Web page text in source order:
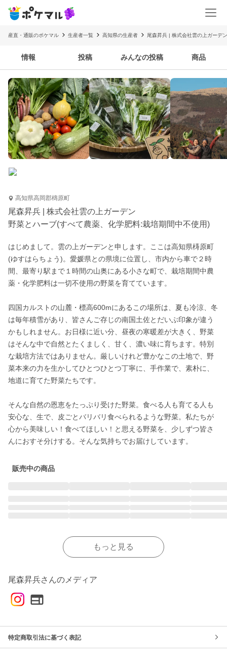
産直・通販のポケマル 生産者一覧 高知県の生産者 尾森昇兵 | 株式会社雲の上ガーデン
情報 投稿 みんなの投稿 商品
高知県高岡郡檮原町
尾森昇兵 | 株式会社雲の上ガーデン
野菜とハーブ(すべて農薬、化学肥料:栽培期間中不使用)
はじめまして。雲の上ガーデンと申します。ここは高知県梼原町
(ゆすはらちょう)。愛媛県との県境に位置し、市内から車で２時
間、最寄り駅まで１時間の山奥にある小さな町で、栽培期間中農
薬・化学肥料は一切不使用の野菜を育てています。
四国カルストの山麓・標高600mにあるこの場所は、夏も冷涼、冬
は毎年積雪があり、皆さんご存じの南国土佐とだいぶ印象が違う
かもしれません。お日様に近い分、昼夜の寒暖差が大きく、野菜
はそんな中で自然とたくましく、甘く、濃い味に育ちます。特別
な栽培方法ではありません。厳しいけれど豊かなこの土地で、野
菜本来の力を生かしてひとつひとつ丁寧に、手作業で、素朴に、
地道に育てた野菜たちです。
そんな自然の恩恵をたっぷり受けた野菜。食べる人も育てる人も
安心な、生で、皮ごとバリバリ食べられるような野菜。私たちが
心から美味しい！食べてほしい！と思える野菜を、少しずつ皆さ
んにおすそ分けする。そんな気持ちでお届けしています。
販売中の商品
もっと見る
尾森昇兵さんのメディア
特定商取引法に基づく表記